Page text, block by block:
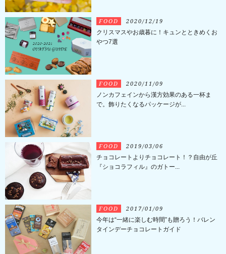
FOOD 2020/12/19
クリスマスやお歳暮に！キュンとときめくお
やつ7選
FOOD 2020/11/09
ノンカフェインから漢方効果のある一杯ま
で。飾りたくなるパッケージが...
FOOD 2019/03/06
チョコレートよりチョコレート！？自由が丘
『ショコラフィル』のガトー...
FOOD 2017/01/09
今年は“一緒に楽しむ時間”も贈ろう！バレン
タインデーチョコレートガイド